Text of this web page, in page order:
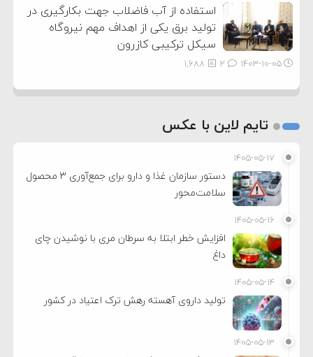
استفاده از آب فاضلاب جهت بکارگیری در
تولید برق یکی از اهداف مهم نیروگاه
سیکل ترکیبی کازرون
۱۴۰۳-۱۰-۰۵ 1,688
تایم لاین با عکس
۱۴۰۵-۰۵-۱۷
دستور سازمان غذا و دارو برای جمع‌آوری ۳ محصول
سلامت‌محور
۱۴۰۵-۰۵-۱۶
افزایش خطر ابتلا به سرطان مری با نوشیدن چای
داغ
۱۴۰۵-۰۵-۱۴
تولید داروی آهسته رهش ترک اعتیاد در کشور
۱۴۰۵-۰۵-۱۳